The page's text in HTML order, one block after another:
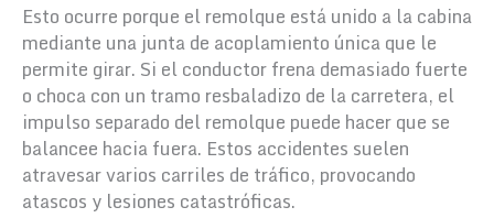
Esto ocurre porque el remolque está unido a la cabina
mediante una junta de acoplamiento única que le
permite girar. Si el conductor frena demasiado fuerte
o choca con un tramo resbaladizo de la carretera, el
impulso separado del remolque puede hacer que se
balancee hacia fuera. Estos accidentes suelen
atravesar varios carriles de tráfico, provocando
atascos y lesiones catastróficas.